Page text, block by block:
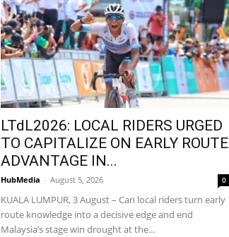
LTdL2026: LOCAL RIDERS URGED
TO CAPITALIZE ON EARLY ROUTE
ADVANTAGE IN...
HubMedia - August 5, 2026 0
KUALA LUMPUR, 3 August – Can local riders turn early
route knowledge into a decisive edge and end
Malaysia’s stage win drought at the...